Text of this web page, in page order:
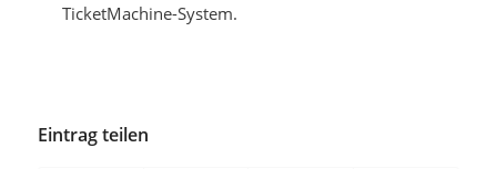
TicketMachine-System.
Eintrag teilen